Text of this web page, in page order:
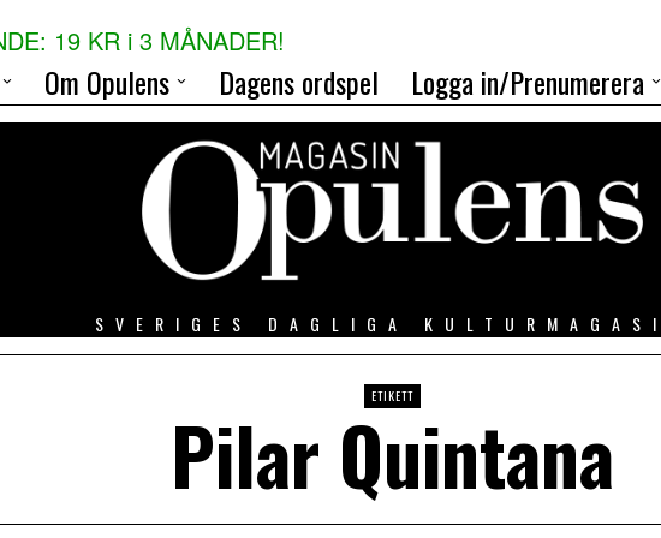
19 KR i 3 MÅNADER!
Om Opulens Dagens ordspel Logga in/Prenumerera
SVERIGES DAGLIGA
ETIKETT
Pilar Quintana